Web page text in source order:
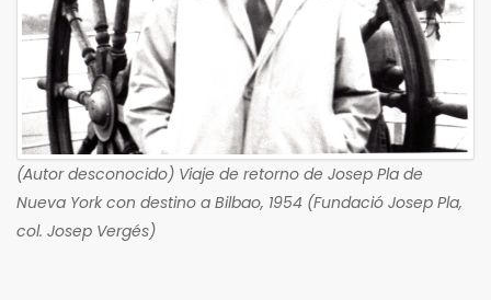
(Autor desconocido) Viaje de retorno de Josep Pla de
Nueva York con destino a Bilbao, 1954 (Fundació Josep Pla,
col. Josep Vergés)